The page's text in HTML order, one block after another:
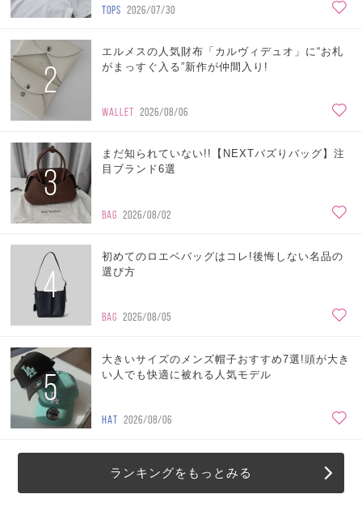
TOPS 2026/07/30
2
エルメスの人気財布「カルヴィデュオ」に“お札
がまっすぐ入る”新作が仲間入り!
WALLET 2026/08/06
3
まだ知られていない!!【NEXTバズりバッグ】注
目ブランド6選
BAG 2026/08/02
4
初めてのロエベバッグはコレ!後悔しない名品の
選び方
BAG 2026/08/05
5
大きいサイズのメンズ帽子おすすめ7選!頭が大き
い人でも快適に被れる人気モデル
HAT 2026/08/06
ランキングをもっとみる